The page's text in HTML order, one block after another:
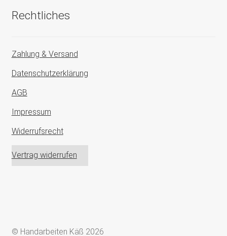
Rechtliches
Zahlung & Versand
Datenschutzerklärung
AGB
Impressum
Widerrufsrecht
Vertrag widerrufen
© Handarbeiten Käß 2026